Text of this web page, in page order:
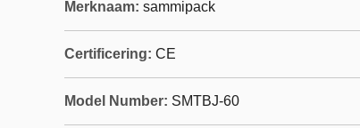
Merknaam: sammipack
Certificering: CE
Model Number: SMTBJ-60